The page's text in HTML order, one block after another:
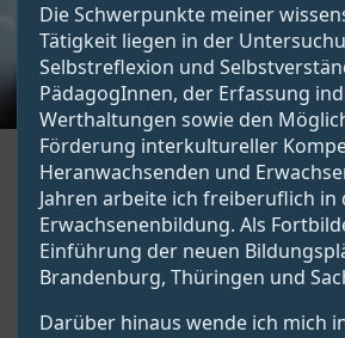
Die Schwerpunkte meiner
Tätigkeit liegen in der
Selbstreflexion und
PädagogInnen, der Erfassung
Werthaltungen sowie den
Förderung interkultureller
Heranwachsenden und
Jahren arbeite ich freiberuflich in
Erwachsenenbildung. Als
Einführung der neuen
Brandenburg, Thüringen und
Darüber hinaus wende ich mich